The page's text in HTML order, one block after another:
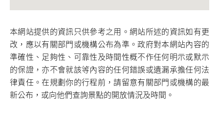
本網站提供的資訊只供參考之用。網站所述的資訊如有更
改，應以有關部門或機構公布為準。政府對本網站內容的
準確性、足夠性、可靠性及時間性概不作任何明示或默示
的保證，亦不會就該等內容的任何錯誤或遺漏承擔任何法
律責任。在規劃你的行程前，請留意有關部門或機構的最
新公布，或向他們查詢景點的開放情況及時間。